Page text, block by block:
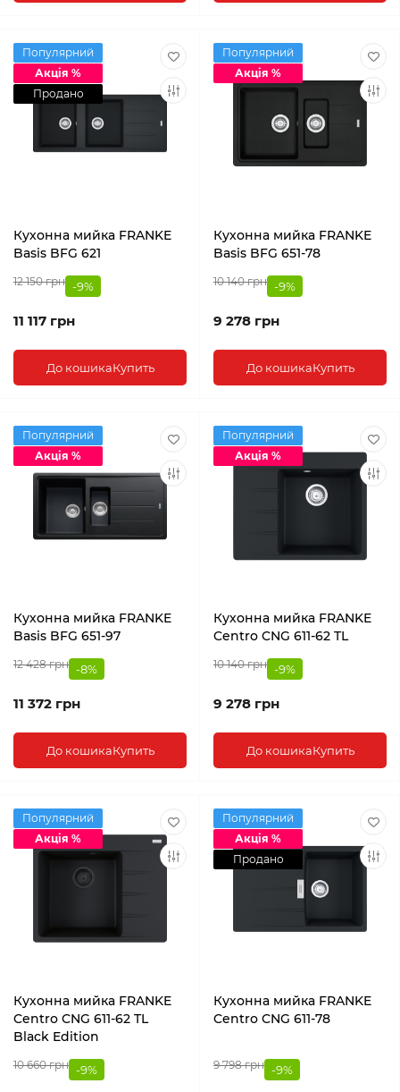
Популярний
Акція %
Продано
Кухонна мийка FRANKE
Basis BFG 621
12 150 грн -9%
11 117 грн
До кошикаКупить
Популярний
Акція %
Кухонна мийка FRANKE
Basis BFG 651-78
10 140 грн -9%
9 278 грн
До кошикаКупить
Популярний
Акція %
Кухонна мийка FRANKE
Basis BFG 651-97
12 428 грн -8%
11 372 грн
До кошикаКупить
Популярний
Акція %
Кухонна мийка FRANKE
Centro CNG 611-62 TL
10 140 грн -9%
9 278 грн
До кошикаКупить
Популярний
Акція %
Кухонна мийка FRANKE
Centro CNG 611-62 TL
Black Edition
10 660 грн -9%
Популярний
Акція %
Продано
Кухонна мийка FRANKE
Centro CNG 611-78
9 798 грн -9%